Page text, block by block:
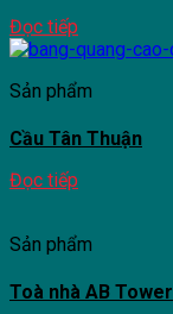
Đọc tiếp
Sản phẩm
Cầu Tân Thuận
Đọc tiếp
Sản phẩm
Toà nhà AB Tower